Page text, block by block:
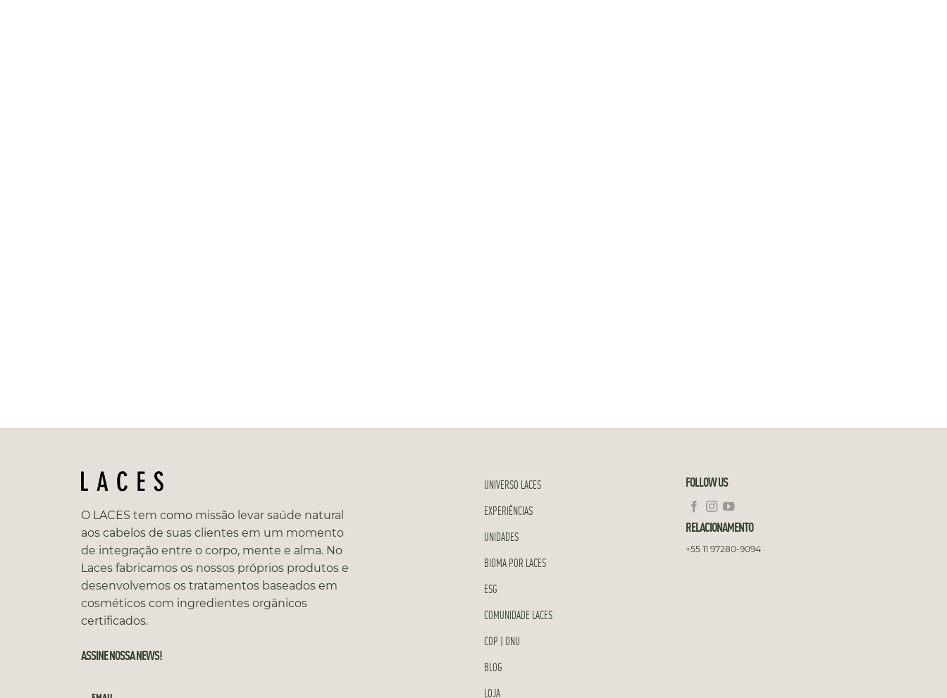
O LACES tem como missão levar saúde natural
aos cabelos de suas clientes em um momento
de integração entre o corpo, mente e alma. No
Laces fabricamos os nossos próprios produtos e
desenvolvemos os tratamentos baseados em
cosméticos com ingredientes orgânicos
certificados.
ASSINE NOSSA NEWS!
UNIVERSO LACES
EXPERIÊNCIAS
UNIDADES
BIOMA POR LACES
ESG
COMUNIDADE LACES
COP | ONU
BLOG
LOJA
FOLLOW US
RELACIONAMENTO
+55 11 97280-9094